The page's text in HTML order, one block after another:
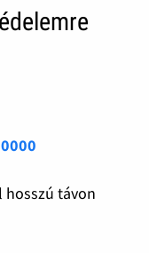
hosszú távon